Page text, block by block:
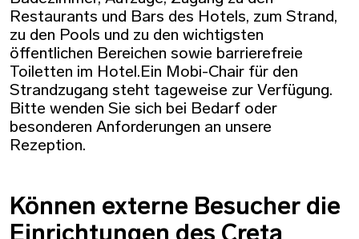
Restaurants und Bars des Hotels, zum Strand,
zu den Pools und zu den wichtigsten
öffentlichen Bereichen sowie barrierefreie
Toiletten im Hotel.Ein Mobi-Chair für den
Strandzugang steht tageweise zur Verfügung.
Bitte wenden Sie sich bei Bedarf oder
besonderen Anforderungen an unsere
Rezeption.
Können externe Besucher die